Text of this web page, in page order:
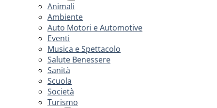
Animali
Ambiente
Auto Motori e Automotive
Eventi
Musica e Spettacolo
Salute Benessere
Sanità
Scuola
Società
Turismo